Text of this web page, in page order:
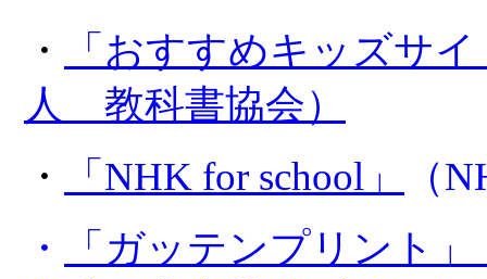
・
「おすすめキッズサ
人 教科書協会）
・
「NHK for school 」 （
・
「ガッテンプリント